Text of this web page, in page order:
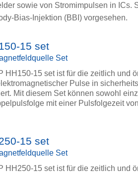
sowie von Stromimpulsen in ICs.
Bias-Injektion (BBI) vorgesehen.
15 set
Set
HH150-15 set ist für die zeitlich und
Pulse in
Mit diesem Set können sowohl
mit einer Pulsfolgezeit
15 set
Set
HH250-15 set ist für die zeitlich und